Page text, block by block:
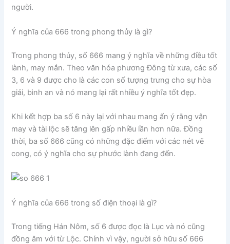
người.
Ý nghĩa của 666 trong phong thủy là gì?
Trong phong thủy, số 666 mang ý nghĩa về những điều tốt
lành, may mắn. Theo văn hóa phương Đông từ xưa, các số
3, 6 và 9 được cho là các con số tượng trưng cho sự hòa
giải, bình an và nó mang lại rất nhiều ý nghĩa tốt đẹp.
Khi kết hợp ba số 6 này lại với nhau mang ẩn ý rằng vận
may và tài lộc sẽ tăng lên gấp nhiều lần hơn nữa. Đồng
thời, ba số 666 cũng có những đặc điểm với các nét vẽ
cong, có ý nghĩa cho sự phước lành đang đến.
Ý nghĩa của 666 trong số điện thoại là gì?
Trong tiếng Hán Nôm, số 6 được đọc là Lục và nó cũng
đồng âm với từ Lộc. Chính vì vậy, người sở hữu số 666